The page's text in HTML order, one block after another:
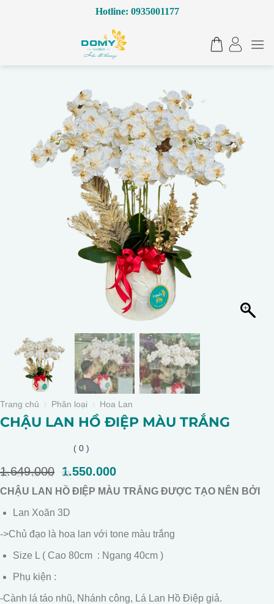
Hotline: 0935001177
Trang chủ Phân loại Hoa Lan
CHẬU LAN HỒ ĐIỆP MÀU TRẮNG
0
out
5
( 0 )
1.649.000 Giá
gốc
là:
1.649.000.
1.550.000
hiện
tại
CHẬU LAN HỒ ĐIỆP MÀU TRẮNG ĐƯỢC TẠO NÊN BỞI
Lan Xoăn 3D
->Chủ đạo là hoa lan với tone màu trắng
Size L ( Cao 80cm : Ngang 40cm )
Phụ kiện :
-Cành lá táo nhũ, Nhánh công, Lá Lan Hồ Điệp giả.